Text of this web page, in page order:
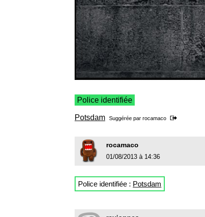
Police identifiée
Potsdam Suggérée par rocamaco
rocamaco
01/08/2013 à 14:36
Police identifiée : Potsdam